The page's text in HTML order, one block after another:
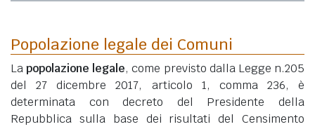
Popolazione legale dei Comuni
Lapopolazione legale, come previsto dalla Legge n.205
del 27 dicembre 2017, articolo 1, comma 236, è
determinata con decreto del Presidente della
Repubblica sulla base dei risultati del Censimento